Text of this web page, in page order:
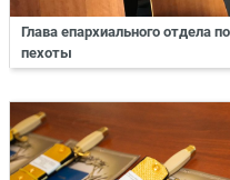
Глава епархиального отдела
пехоты